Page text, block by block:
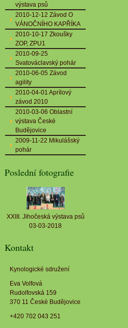
výstava psů
2010-12-12 Závod O
VÁNOČNÍHO KAPŘÍKA
2010-10-17 Zkoušky
ZOP, ZPU1
2010-09-25
Svatováclavský pohár
2010-06-05 Závod
agility
2010-04-01 Aprílový
závod 2010
2010-03-06 Oblastní
výstava České
Budějovice
2009-11-22 Mikulášský
pohár
Poslední fotografie
XXIII. Jihočeská výstava psů
03-03-2018
Kontakt
Kynologické sdružení
Eva Volfová
Rudolfovská 159
370 11 České Budějovice
+420 702 043 251